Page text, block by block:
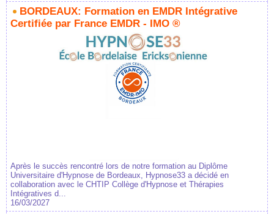
BORDEAUX: Formation en EMDR Intégrative
Certifiée par France EMDR - IMO ®
Après le succès rencontré lors de notre formation au Diplôme
Universitaire d'Hypnose de Bordeaux, Hypnose33 a décidé en
collaboration avec le CHTIP Collège d'Hypnose et Thérapies
Intégratives d...
16/03/2027